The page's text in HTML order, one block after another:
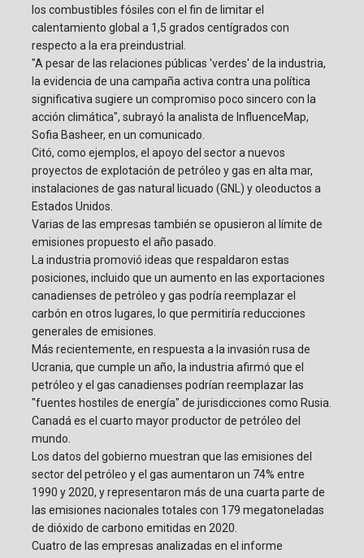
los combustibles fósiles con el fin de limitar el
calentamiento global a 1,5 grados centígrados con
respecto a la era preindustrial.
"A pesar de las relaciones públicas 'verdes' de la industria,
la evidencia de una campaña activa contra una política
significativa sugiere un compromiso poco sincero con la
acción climática", subrayó la analista de InfluenceMap,
Sofia Basheer, en un comunicado.
Citó, como ejemplos, el apoyo del sector a nuevos
proyectos de explotación de petróleo y gas en alta mar,
instalaciones de gas natural licuado (GNL) y oleoductos a
Estados Unidos.
Varias de las empresas también se opusieron al límite de
emisiones propuesto el año pasado.
La industria promovió ideas que respaldaron estas
posiciones, incluido que un aumento en las exportaciones
canadienses de petróleo y gas podría reemplazar el
carbón en otros lugares, lo que permitiría reducciones
generales de emisiones.
Más recientemente, en respuesta a la invasión rusa de
Ucrania, que cumple un año, la industria afirmó que el
petróleo y el gas canadienses podrían reemplazar las
"fuentes hostiles de energía" de jurisdicciones como Rusia.
Canadá es el cuarto mayor productor de petróleo del
mundo.
Los datos del gobierno muestran que las emisiones del
sector del petróleo y el gas aumentaron un 74% entre
1990 y 2020, y representaron más de una cuarta parte de
las emisiones nacionales totales con 179 megatoneladas
de dióxido de carbono emitidas en 2020.
Cuatro de las empresas analizadas en el informe